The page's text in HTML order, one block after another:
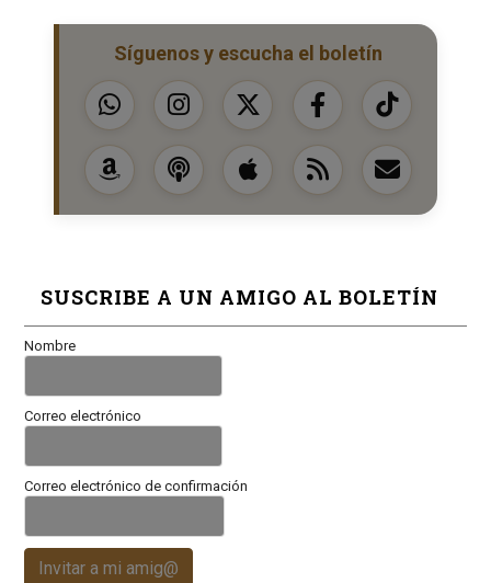
Síguenos y escucha el boletín
SUSCRIBE A UN AMIGO AL BOLETÍN
Nombre
Correo electrónico
Correo electrónico de confirmación
Invitar a mi amig@